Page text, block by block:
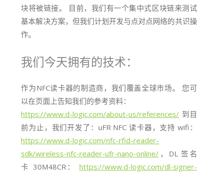
块将被链接。 目前，我们有一个集中式区块链来测试
基本解决方案，但我们计划开发与点对点网络的共识操
作。
我们今天拥有的技术：
作为NFC读卡器的制造商，我们覆盖全球市场。 您可
以在页面上告知我们的参考资料：
https://www.d-logic.com/about-us/references/ 到目
前为止，我们开发了： uFR NFC 读卡器，支持 wifi：
https://www.d-logic.com/nfc-rfid-reader-
sdk/wireless-nfc-reader-ufr-nano-online/ ， DL 签名
卡 30M48CR ： https://www.d-logic.com/dl-signer-